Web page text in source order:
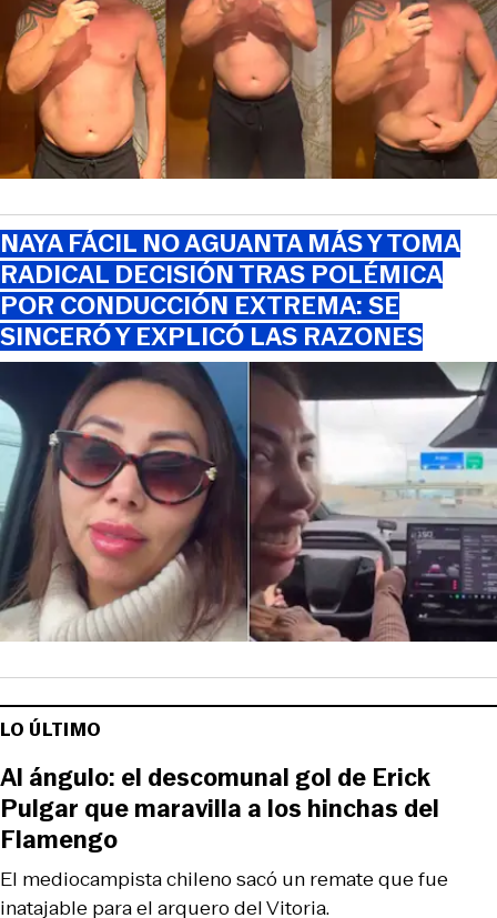
NAYA FÁCIL NO AGUANTA MÁS Y TOMA
RADICAL DECISIÓN TRAS POLÉMICA
POR CONDUCCIÓN EXTREMA: SE
SINCERÓ Y EXPLICÓ LAS RAZONES
LO ÚLTIMO
El mediocampista chileno sacó un remate que fue
inatajable para el arquero del Vitoria.
Al ángulo: el descomunal gol de Erick
Pulgar que maravilla a los hinchas del
Flamengo